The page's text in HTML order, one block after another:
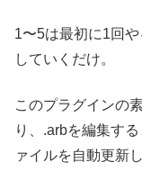
1〜5は最初に1回
していくだけ。
このプラグインの
り、.arbを編集す
ァイルを自動更新